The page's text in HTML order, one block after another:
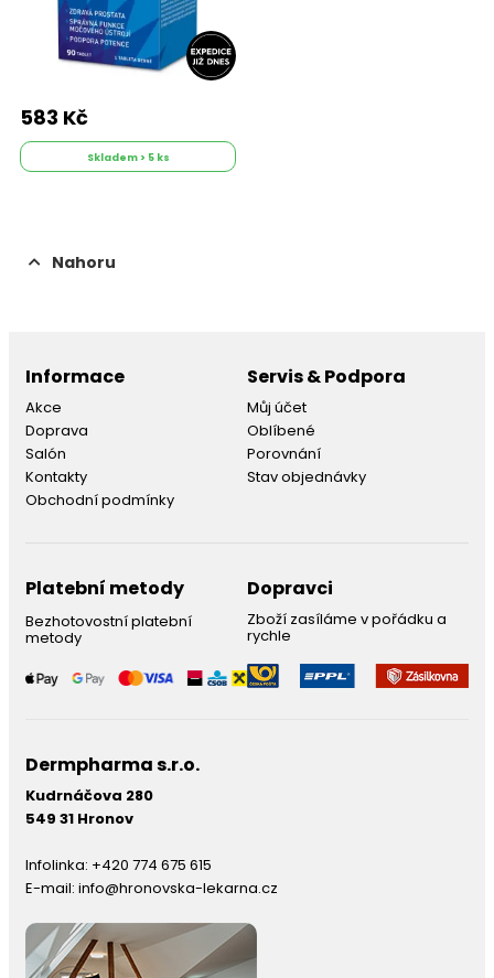
583 Kč
Skladem > 5 ks
Nahoru
Informace
Akce
Doprava
Salón
Kontakty
Obchodní podmínky
Servis & Podpora
Můj účet
Oblíbené
Porovnání
Stav objednávky
Platební metody
Bezhotovostní platební
metody
Dopravci
Zboží zasíláme v pořádku a
rychle
Dermpharma s.r.o.
Kudrnáčova 280
549 31 Hronov
Infolinka: +420 774 675 615
E-mail: info@hronovska-lekarna.cz